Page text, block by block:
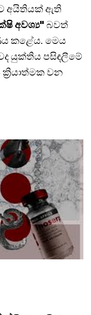
අයිතියක් ඇති
අවශ්‍ය" බවත්
කළේය. මෙය
යුක්තිය පසිඳලීමේ
ක්‍රියාත්මක වන